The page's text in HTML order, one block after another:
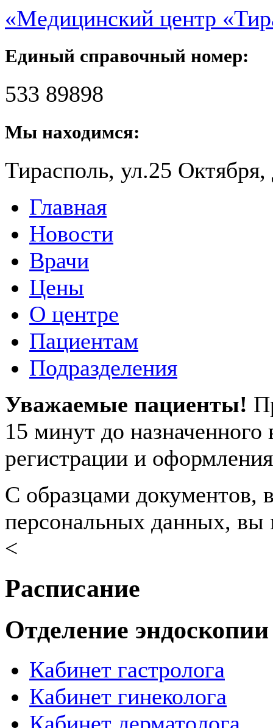
«Медицинский центр
Единый справочный номер:
533 89898
Мы находимся:
Тирасполь, ул.25 Октября,
Главная
Новости
Врачи
Цены
О центре
Пациентам
Подразделения
Уважаемые пациенты!
15 минут до
регистрации и
С образцами документов,
персональных данных, вы
<
Расписание
Отделение эндоскопии
Кабинет гастролога
Кабинет гинеколога